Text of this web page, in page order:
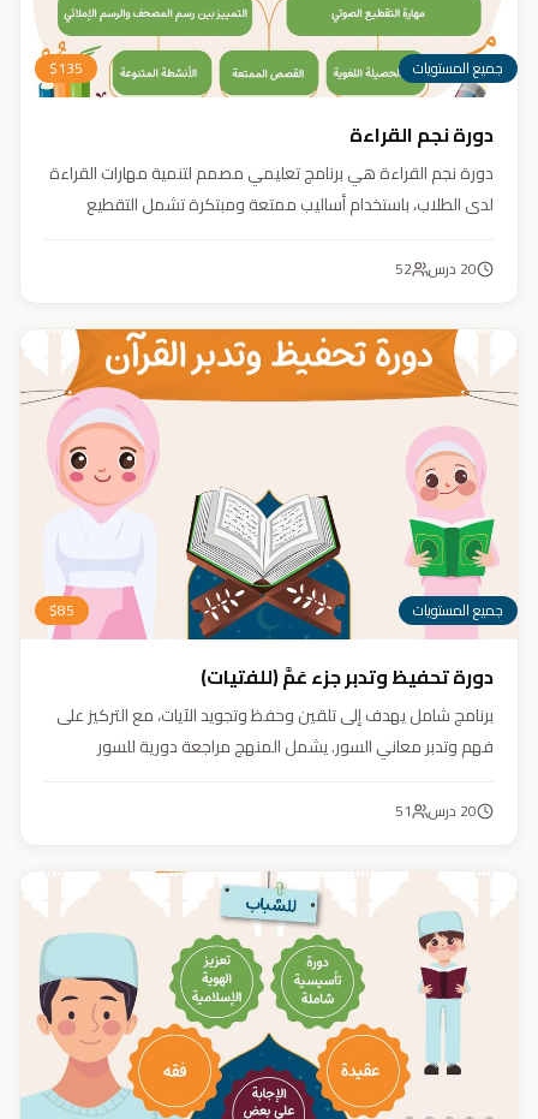
جميع المستويات $135
دورة نجم القراءة
دورة نجم القراءة هي برنامج تعليمي مصمم لتنمية مهارات القراءة
لدى الطلاب، باستخدام أساليب ممتعة ومبتكرة تشمل التقطيع
والمحادثات. يهدف البرنامج إلى تعزيز قدرات الطلاب في التمييز بين
20 درس 52
جميع المستويات $85
دورة تحفيظ وتدبر جزء عَمَّ (للفتيات)
برنامج شامل يهدف إلى تلقين وحفظ وتجويد الآيات، مع التركيز على
فهم وتدبر معاني السور. يشمل المنهج مراجعة دورية للسور
تدعم مهارات القراءة والفهم.
20 درس 51